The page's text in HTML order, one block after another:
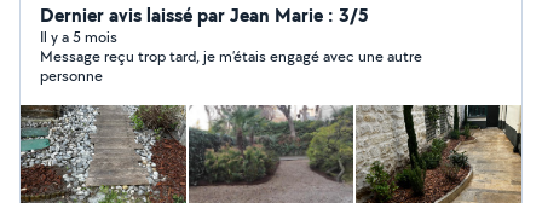
du jardin.
Dernier avis laissé par Jean Marie : 3/5
Il y a 5 mois
Message reçu trop tard, je m’étais engagé avec une autre
personne